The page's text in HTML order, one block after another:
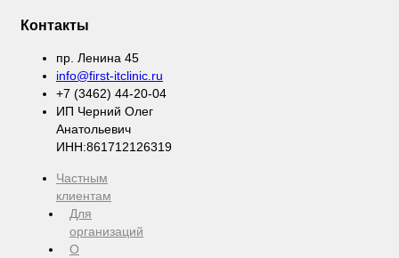
Контакты
пр. Ленина 45
info@first-itclinic.ru
+7 (3462) 44-20-04
ИП Черний Олег
Анатольевич
ИНН:861712126319
Частным
клиентам
Для
организаций
О